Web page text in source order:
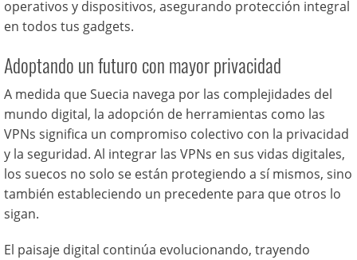
operativos y dispositivos, asegurando protección integral
en todos tus gadgets.
Adoptando un futuro con mayor privacidad
A medida que Suecia navega por las complejidades del
mundo digital, la adopción de herramientas como las
VPNs significa un compromiso colectivo con la privacidad
y la seguridad. Al integrar las VPNs en sus vidas digitales,
los suecos no solo se están protegiendo a sí mismos, sino
también estableciendo un precedente para que otros lo
sigan.
El paisaje digital continúa evolucionando, trayendo